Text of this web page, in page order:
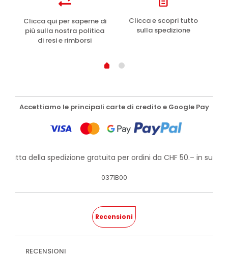
Clicca qui per saperne di
più sulla nostra politica
di resi e rimborsi
Clicca e scopri tutto
sulla spedizione
Accettiamo le principali carte di credito e Google Pay
della spedizione gratuita per ordini da CHF 50.– in su!
0371B00
Recensioni
RECENSIONI